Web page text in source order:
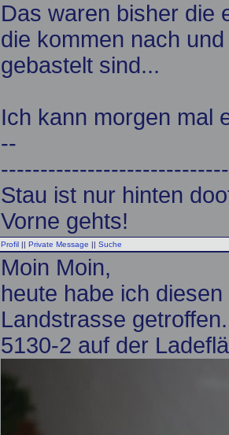
Das waren bisher die
die kommen nach
gebastelt sind...
Ich kann morgen mal
--
Stau ist nur hinten
Vorne gehts!
Profil || Private Message || Suche
Moin Moin,
heute habe ich
Landstrasse
5130-2 auf der